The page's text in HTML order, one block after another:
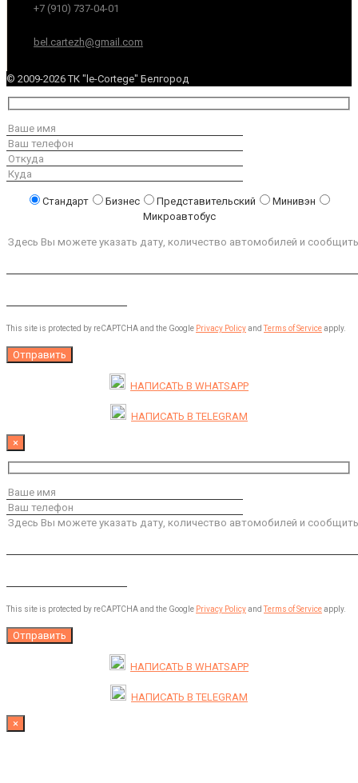
+7 (910) 737-04-01
bel.cartezh@gmail.com
© 2009-2026 ТК "le-Cortege" Белгород
Стандарт Бизнес Представительский
Минивэн
Микроавтобус
This site is protected by reCAPTCHA and the Google Privacy PolicyandTerms of Serviceapply.
НАПИСАТЬ В WHATSAPP
НАПИСАТЬ ВTELEGRAM
×
This site is protected by reCAPTCHA and the Google Privacy Policyand Terms of Serviceapply.
НАПИСАТЬ В WHATSAPP
НАПИСАТЬ ВTELEGRAM
×